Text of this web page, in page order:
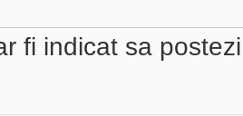
fi indicat sa